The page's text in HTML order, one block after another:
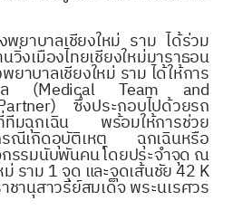
พยาบาลเชียงใหม่ ราม ได้ร่วม
งเมืองไทยเชียงใหม่มาราธอน
าบาลเชียงใหม่ ราม ได้ให้การ
าล (Medical Team and
ซึ่งประกอบไปด้วยรถ
ทีมฉุกเฉิน พร้อมให้การช่วย
รณีเกิดอุบัติเหตุ ฉุกเฉินหรือ
กรรมนับพันคน โดยประจำจุด ณ
ราม 1 จุด และจุดเส้นชัย 42 K
านุสาวรีย์สมเด็จ พระนเรศวร